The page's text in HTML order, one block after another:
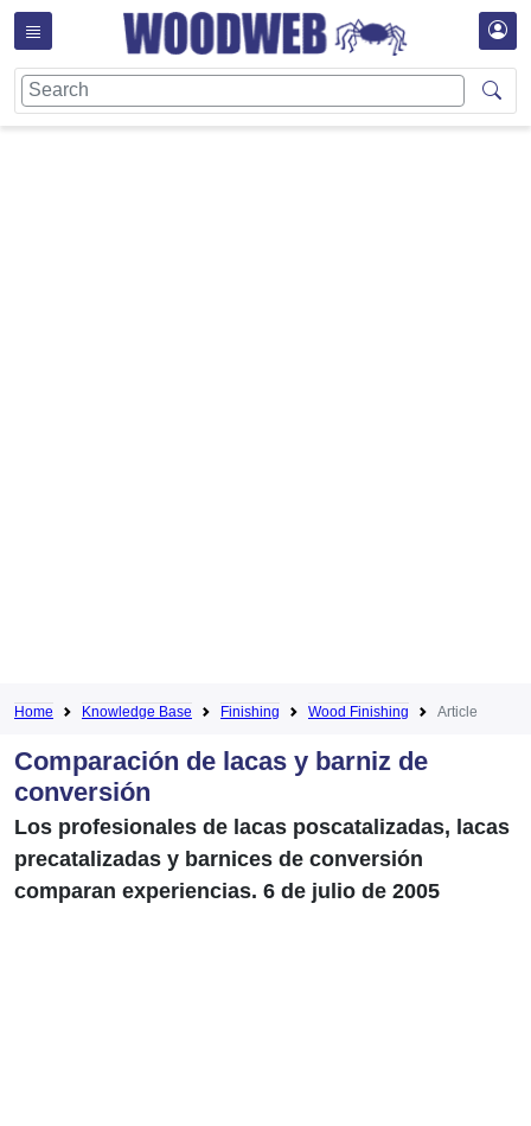
Home Knowledge Base Finishing Wood Finishing Article
Comparación de lacas y barniz de
conversión
Los profesionales de lacas poscatalizadas, lacas
precatalizadas y barnices de conversión
comparan experiencias. 6 de julio de 2005